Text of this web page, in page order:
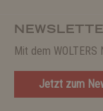
Mit dem
Jetzt zum